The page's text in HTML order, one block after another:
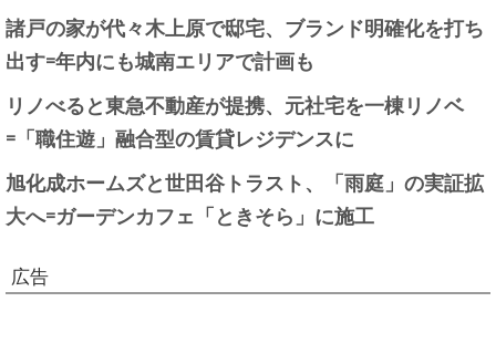
諸戸の家が代々木上原で邸宅、ブランド明確化を打ち
出す=年内にも城南エリアで計画も
リノべると東急不動産が提携、元社宅を一棟リノベ
=「職住遊」融合型の賃貸レジデンスに
旭化成ホームズと世田谷トラスト、「雨庭」の実証拡
大へ=ガーデンカフェ「ときそら」に施工
広告